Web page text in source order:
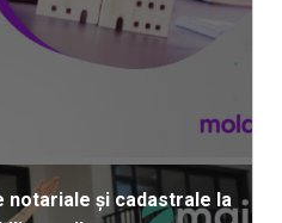
notariale și cadastrale la